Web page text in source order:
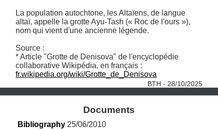
La population autochtone, les Altaïens, de langue
altaï, appelle la grotte Ayu-Tash (« Roc de l'ours »),
nom qui vient d'une ancienne légende.
Source :
* Article "Grotte de Denisova" de l'encyclopédie
fr.wikipedia.org/wiki/Grotte_de_Denisova
BTH - 28/10/2025
Documents
Bibliography 25/06/2010